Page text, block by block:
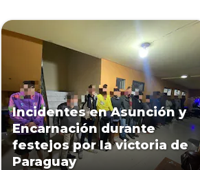
Incidentes en Asunción y
Encarnación durante
festejos por la victoria de
Paraguay